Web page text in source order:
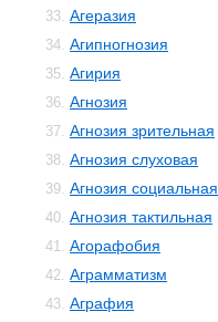
33. Агеразия
34. Агипногнозия
35. Агирия
36. Агнозия
37. Агнозия зрительная
38. Агнозия слуховая
39. Агнозия социальная
40. Агнозия тактильная
41. Агорафобия
42. Аграмматизм
43. Аграфия